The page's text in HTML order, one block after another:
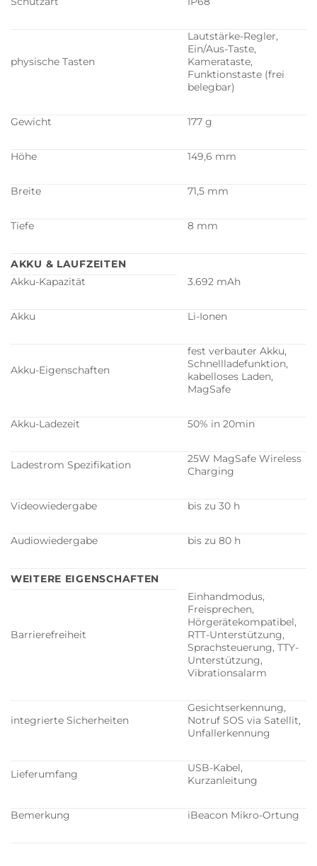
physische Tasten
Lautstärke-Regler,
Ein/Aus-Taste,
Kamerataste,
Funktionstaste (frei
belegbar)
Gewicht 177 g
Höhe 149,6 mm
Breite 71,5 mm
Tiefe 8 mm
AKKU & LAUFZEITEN
Akku-Kapazität
3.692 mAh
Akku Li-Ionen
Akku-Eigenschaften
fest verbauter Akku,
Schnellladefunktion,
kabelloses Laden,
MagSafe
Akku-Ladezeit 50% in 20min
Ladestrom Spezifikation
25W MagSafe Wireless
Charging
Videowiedergabe bis zu 30 h
Audiowiedergabe bis zu 80 h
WEITERE EIGENSCHAFTEN
Barrierefreiheit
Einhandmodus,
Freisprechen,
Hörgerätekompatibel,
RTT-Unterstützung,
Sprachsteuerung, TTY-
Unterstützung,
Vibrationsalarm
integrierte Sicherheiten
Gesichtserkennung,
Notruf SOS via Satellit,
Unfallerkennung
Lieferumfang
USB-Kabel,
Kurzanleitung
Bemerkung iBeacon Mikro-Ortung